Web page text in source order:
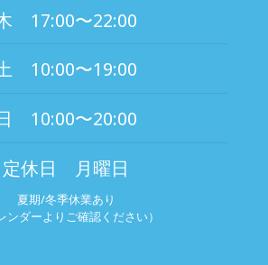
17:00〜22:00
10:00〜19:00
10:00〜20:00
定休日 月曜日
夏期/冬季休業あり
ンダーよりご確認ください）